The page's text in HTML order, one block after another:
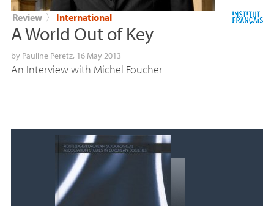
Review 〉 International
A World Out of Key
by Pauline Peretz, 16 May 2013
An Interview with Michel Foucher